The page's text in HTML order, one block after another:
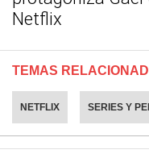
Netflix
TEMAS
NETFLIX SERIES Y